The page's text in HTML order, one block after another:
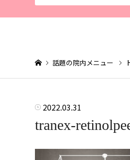
話題の院内メニュー
2022.03.31
tranex-